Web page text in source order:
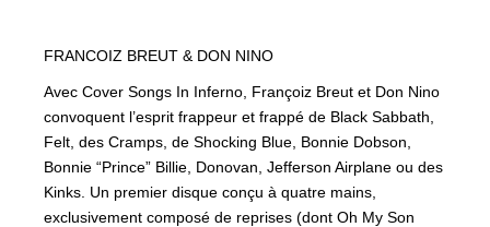
FRANCOIZ BREUT & DON NINO
Avec Cover Songs In Inferno, Françoiz Breut et Don Nino
convoquent l’esprit frappeur et frappé de Black Sabbath,
Felt, des Cramps, de Shocking Blue, Bonnie Dobson,
Bonnie “Prince” Billie, Donovan, Jefferson Airplane ou des
Kinks. Un premier disque conçu à quatre mains,
exclusivement composé de reprises (dont Oh My Son